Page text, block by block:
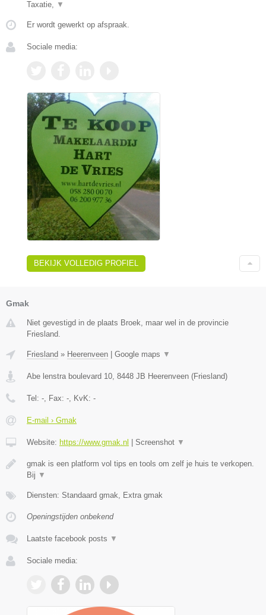
Taxatie, ▼
Er wordt gewerkt op afspraak.
Sociale media:
BEKIJK VOLLEDIG PROFIEL
Gmak
Niet gevestigd in de plaats Broek, maar wel in de provincie
Friesland.
Friesland » Heerenveen Google maps ▼
Abe lenstra boulevard 10 8448 JB Heerenveen (Friesland)
Tel: - , Fax: - , KvK: -
E-mail › Gmak
Website: https://www.gmak.nl Screenshot ▼
gmak is een platform vol tips en tools om zelf je huis te verkopen.
Bij ▼
Diensten: Standaard gmak, Extra gmak
Openingstijden onbekend
Laatste facebook posts ▼
Sociale media: